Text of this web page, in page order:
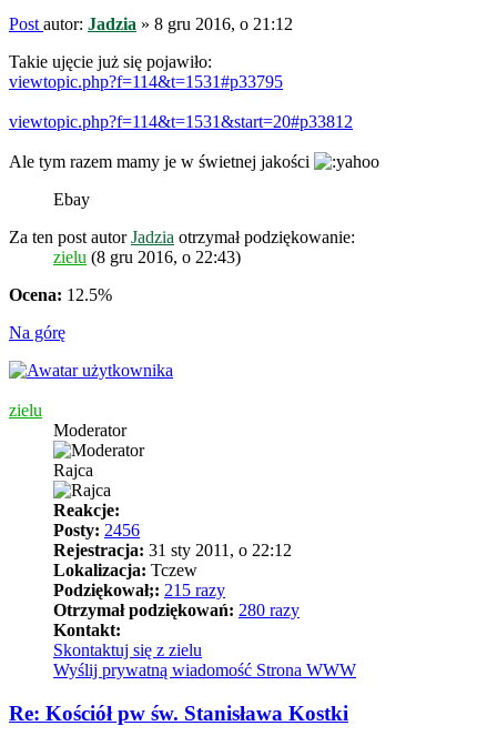
Post autor: Jadzia » 8 gru 2016, o 21:12
Takie ujęcie już się pojawiło:
viewtopic.php?f=114&t=1531#p33795
viewtopic.php?f=114&t=1531&start=20#p33812
Ale tym razem mamy je w świetnej jakości
Ebay
Za ten post autorJadzia otrzymał podziękowanie:
zielu (8 gru 2016, o 22:43)
Ocena: 12.5%
Na górę
zielu
Moderator
Rajca
Reakcje:
Posty: 2456
Rejestracja: 31 sty 2011, o 22:12
Lokalizacja: Tczew
Podziękował;: 215 razy
Otrzymał podziękowań: 280 razy
Kontakt:
Skontaktuj się z zielu
Wyślij prywatną wiadomość Strona WWW
Re: Kościół pw św. Stanisława Kostki